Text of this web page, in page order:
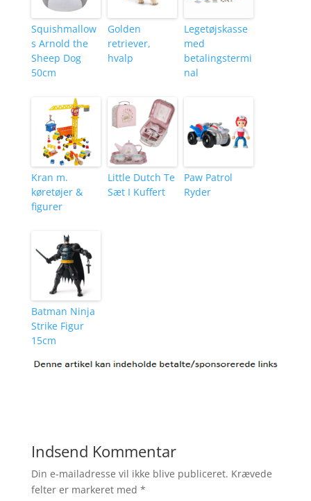
Squishmallow
s Arnold the
Sheep Dog
50cm
Golden
retriever,
hvalp
Legetøjskasse
med
betalingstermi
nal
Kran m.
køretøjer &
figurer
Little Dutch Te
Sæt I Kuffert
Paw Patrol
Ryder
Batman Ninja
Strike Figur
15cm
Indsend Kommentar
Din e-mailadresse vil ikke blive publiceret. Krævede
felter er markeret med *